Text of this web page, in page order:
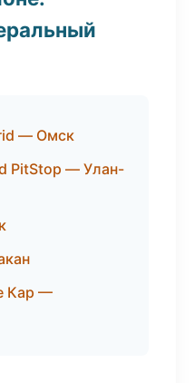
— Омск
PitStop — Улан-
Кар —